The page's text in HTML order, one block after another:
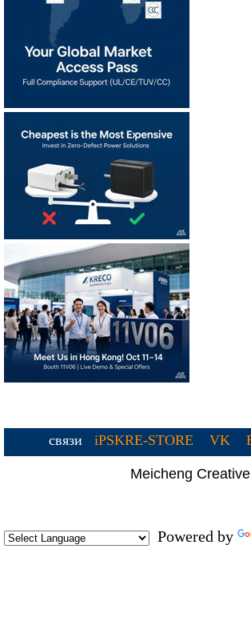
связи iPSKRE-STORE VK
Meicheng
Powered by